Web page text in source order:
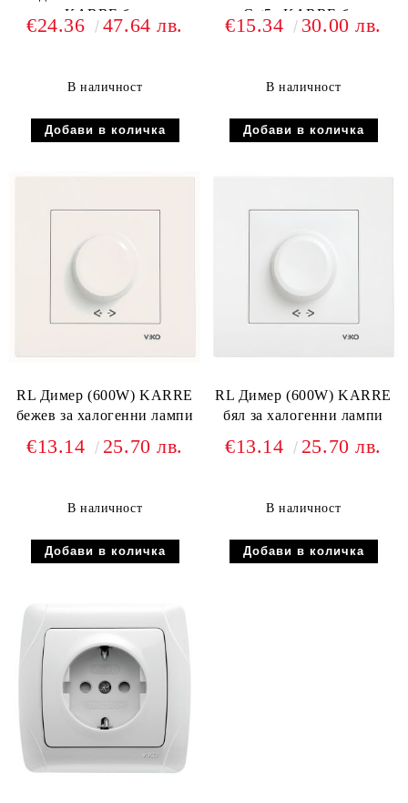
KARRE бял
€24.36 47.64 лв.
В наличност
Cat5e KARRE бял
€15.34 30.00 лв.
В наличност
RL Димер (600W) KARRE
бежев за халогенни лампи
€13.14 25.70 лв.
В наличност
RL Димер (600W) KARRE
бял за халогенни лампи
€13.14 25.70 лв.
В наличност